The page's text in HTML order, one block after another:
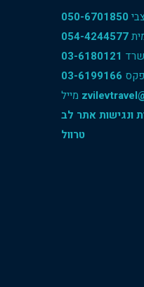
צבי 050-6701850
054-4244577
03-6180121
פקס 03-6199166
ונגישות אתר לב
טרוול